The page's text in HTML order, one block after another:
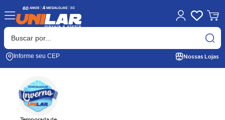
Informe seu CEP Nossas Lojas